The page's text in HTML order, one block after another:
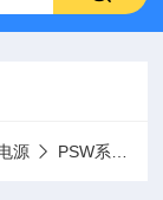
源 PSW系列（开关式）可编程单通道直流电源